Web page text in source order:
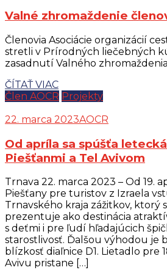
Valné zhromaždenie
Členovia Asociácie organizácií
stretli v Prírodných liečebných
zasadnutí Valného
ČÍTAŤ VIAC
Člen AOCR Projekty
22. marca 2023AOCR
Od apríla sa spúšťa
Piešťanmi a Tel Avivom
Trnava 22. marca 2023 – Od 19.
Piešťany pre turistov z Izraela
Trnavského kraja zážitkov, ktorý
prezentuje ako destinácia
s deťmi i pre ľudí hľadajúcich
starostlivosť. Ďalšou výhodou je
blízkosť diaľnice D1. Lietadlo pre
Avivu pristane […]